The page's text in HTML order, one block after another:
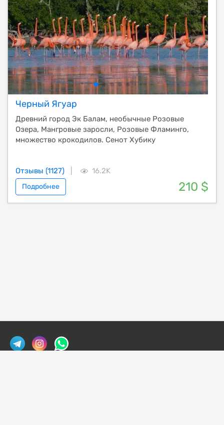
Черный Ягуар
Древний город Эк Балам, необычные Розовые
Озера, Мангровые заросли, Розовые Фламинго,
множество крокодилов. Сенот Хубику
Отзывы (1127) 16.2K
Подробнее 210 $